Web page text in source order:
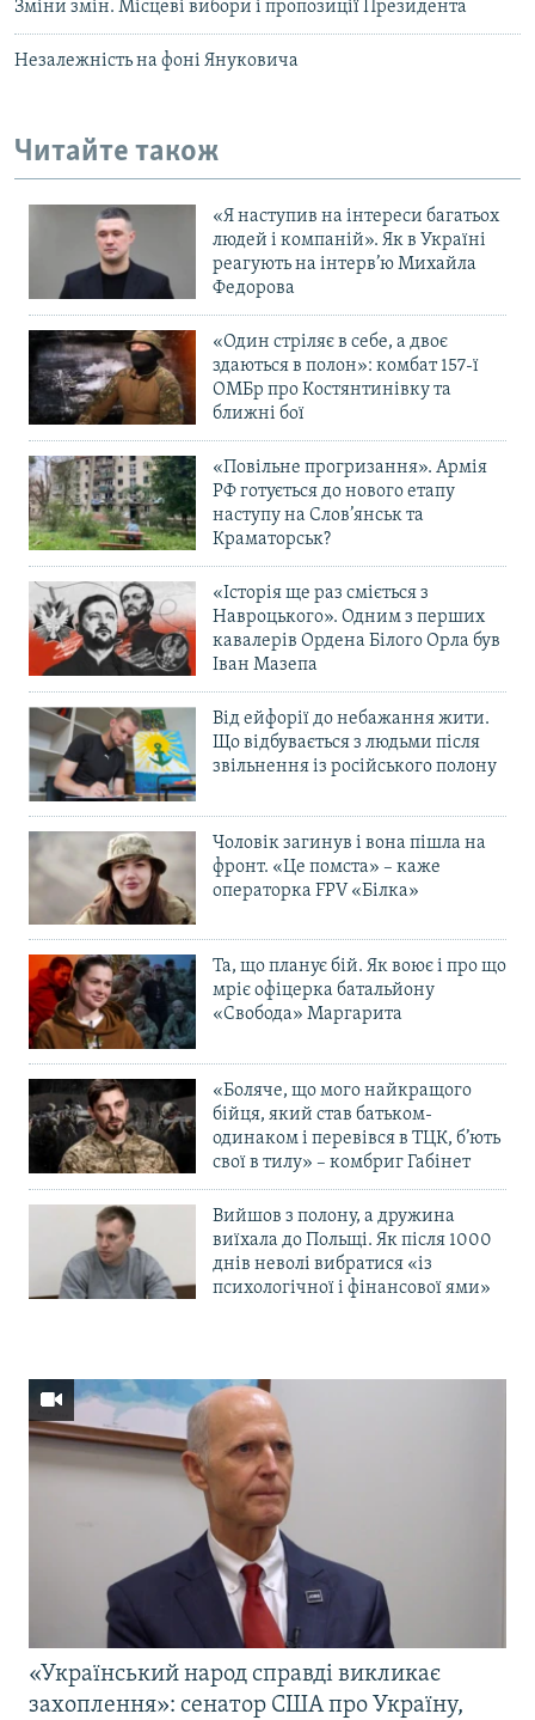
Зміни змін. Місцеві вибори і пропозиції Президента
Незалежність на фоні Януковича
Читайте також
«Я наступив на інтереси багатьох
людей і компаній». Як в Україні
реагують на інтерв’ю Михайла
Федорова
«Один стріляє в себе, а двоє
здаються в полон»: комбат 157-ї
ОМБр про Костянтинівку та
ближні бої
«Повільне прогризання». Армія
РФ готується до нового етапу
наступу на Слов’янськ та
Краматорськ?
«Історія ще раз сміється з
Навроцького». Одним з перших
кавалерів Ордена Білого Орла був
Іван Мазепа
Від ейфорії до небажання жити.
Що відбувається з людьми після
звільнення із російського полону
Чоловік загинув і вона пішла на
фронт. «Це помста» – каже
операторка FPV «Білка»
Та, що планує бій. Як воює і про що
мріє офіцерка батальйону
«Свобода» Маргарита
«Боляче, що мого найкращого
бійця, який став батьком-
одинаком і перевівся в ТЦК, б’ють
свої в тилу» – комбриг Габінет
Вийшов з полону, а дружина
виїхала до Польщі. Як після 1000
днів неволі вибратися «із
психологічної і фінансової ями»
«Український народ справді викликає
захоплення»: сенатор США про Україну,